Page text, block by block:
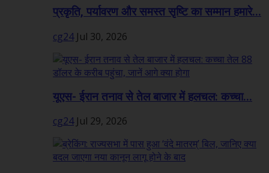
प्रकृति, पर्यावरण और समस्त सृष्टि का सम्मान हमारे...
cg24 Jul 30, 2026
यूएस- ईरान तनाव से तेल बाजार में हलचल: कच्चा...
cg24 Jul 29, 2026